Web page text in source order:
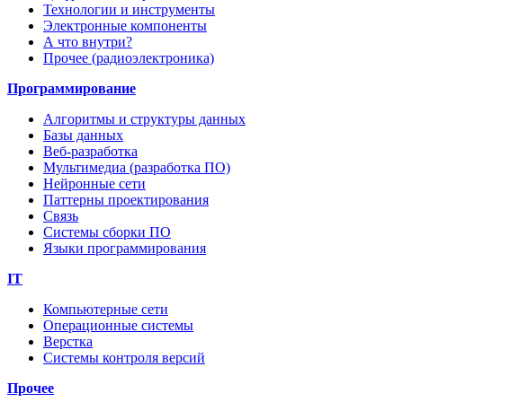
Технологии и инструменты
Электронные компоненты
А что внутри?
Прочее (радиоэлектроника)
Программирование
Алгоритмы и структуры данных
Базы данных
Веб-разработка
Мультимедиа (разработка ПО)
Нейронные сети
Паттерны проектирования
Связь
Системы сборки ПО
Языки программирования
IT
Компьютерные сети
Операционные системы
Верстка
Системы контроля версий
Прочее